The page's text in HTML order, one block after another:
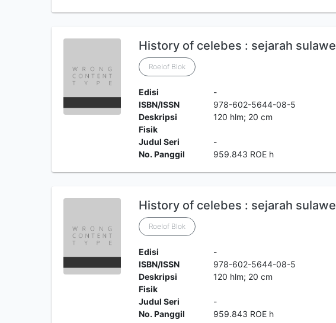
History of celebes : sejarah
Roelof Blok
Edisi
-
ISBN/ISSN
978-602-5644-08-5
Deskripsi
Fisik
120 hlm; 20 cm
Judul Seri
-
No. Panggil
959.843 ROE h
History of celebes : sejarah
Roelof Blok
Edisi
-
ISBN/ISSN
978-602-5644-08-5
Deskripsi
Fisik
120 hlm; 20 cm
Judul Seri
-
No. Panggil
959.843 ROE h